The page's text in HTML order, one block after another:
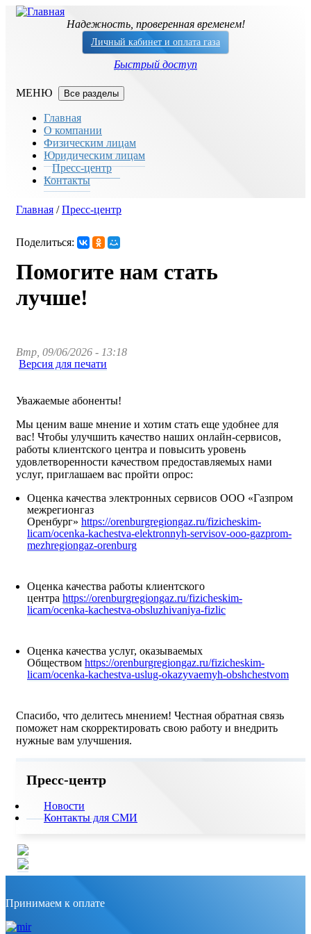
Перейти к основному содержанию
Надежность, проверенная временем!
Личный кабинет и оплата газа
Быстрый доступ
Все разделы
Главная
О компании
Физическим лицам
Юридическим лицам
Пресс-центр
Контакты
Вы здесь
Главная / Пресс-центр
Поделиться:
Помогите нам стать
лучше!
Втр, 09/06/2026 - 13:18
Версия для печати
Уважаемые абоненты!
Мы ценим ваше мнение и хотим стать еще удобнее для
вас! Чтобы улучшить качество наших онлайн-сервисов,
работы клиентского центра и повысить уровень
удовлетворенности качеством предоставляемых нами
услуг, приглашаем вас пройти опрос:
Оценка качества электронных сервисов ООО «Газпром
межрегионгаз
Оренбург» https://orenburgregiongaz.ru/fizicheskim-
licam/ocenka-kachestva-elektronnyh-servisov-ooo-gazprom-
mezhregiongaz-orenburg
Оценка качества работы клиентского
центра https://orenburgregiongaz.ru/fizicheskim-
licam/ocenka-kachestva-obsluzhivaniya-fizlic
Оценка качества услуг, оказываемых
Обществом https://orenburgregiongaz.ru/fizicheskim-
licam/ocenka-kachestva-uslug-okazyvaemyh-obshchestvom
Спасибо, что делитесь мнением! Честная обратная связь
поможет нам скорректировать свою работу и внедрить
нужные вам улучшения.
Пресс-центр
Новости
Контакты для СМИ
Принимаем к оплате